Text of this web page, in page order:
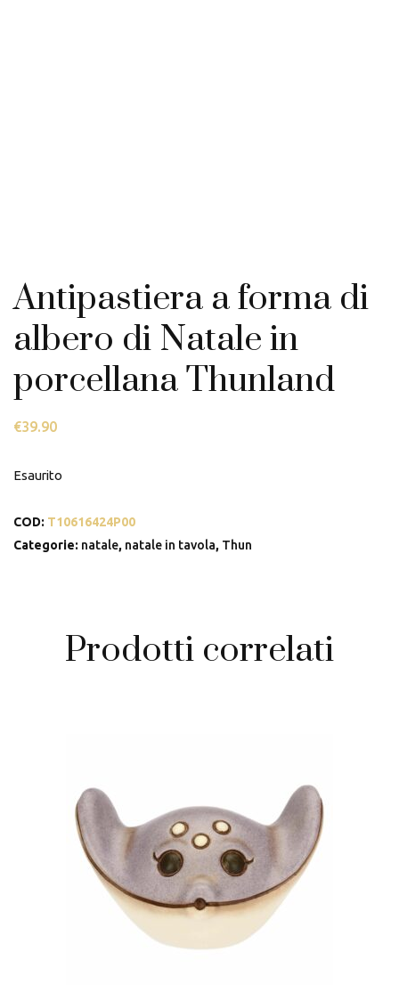
Antipastiera a forma di
albero di Natale in
porcellana Thunland
€39.90
Esaurito
COD: T10616424P00
Categorie: natale, natale in tavola, Thun
Prodotti correlati